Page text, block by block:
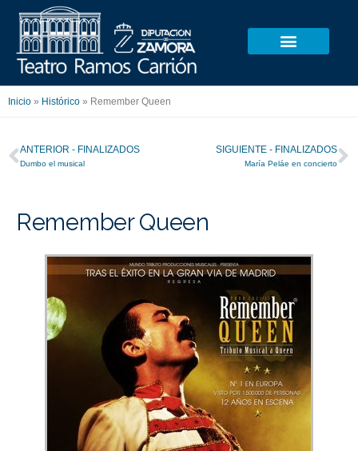
contenido
Inicio » Histórico » Remember Queen
Ant
ANTERIOR - FINALIZADOS
Dumbo el musical
SIGUIENTE - FINALIZADOS
María Peláe en concierto
Remember Queen